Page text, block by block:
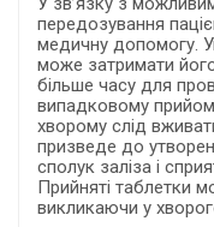
передозування
медичну допомогу.
може затримати
більше часу для
випадковому
хворому слід
призведе до
сполук заліза і
Прийняті таблетки
викликаючи у